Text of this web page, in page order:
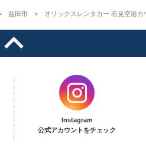
益田市 オリックスレンタカー 石見空港カ
Instagram
公式アカウントをチェック